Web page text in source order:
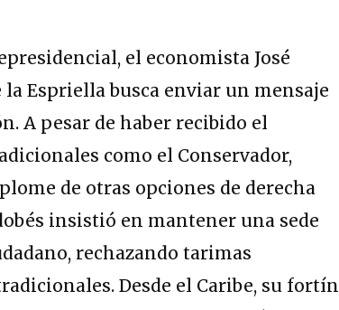
el economista José
la Espriella busca enviar un mensaje
A pesar de haber recibido el
como el Conservador,
de otras opciones de derecha
insistió en mantener una sede
rechazando tarimas
Desde el Caribe, su fortín